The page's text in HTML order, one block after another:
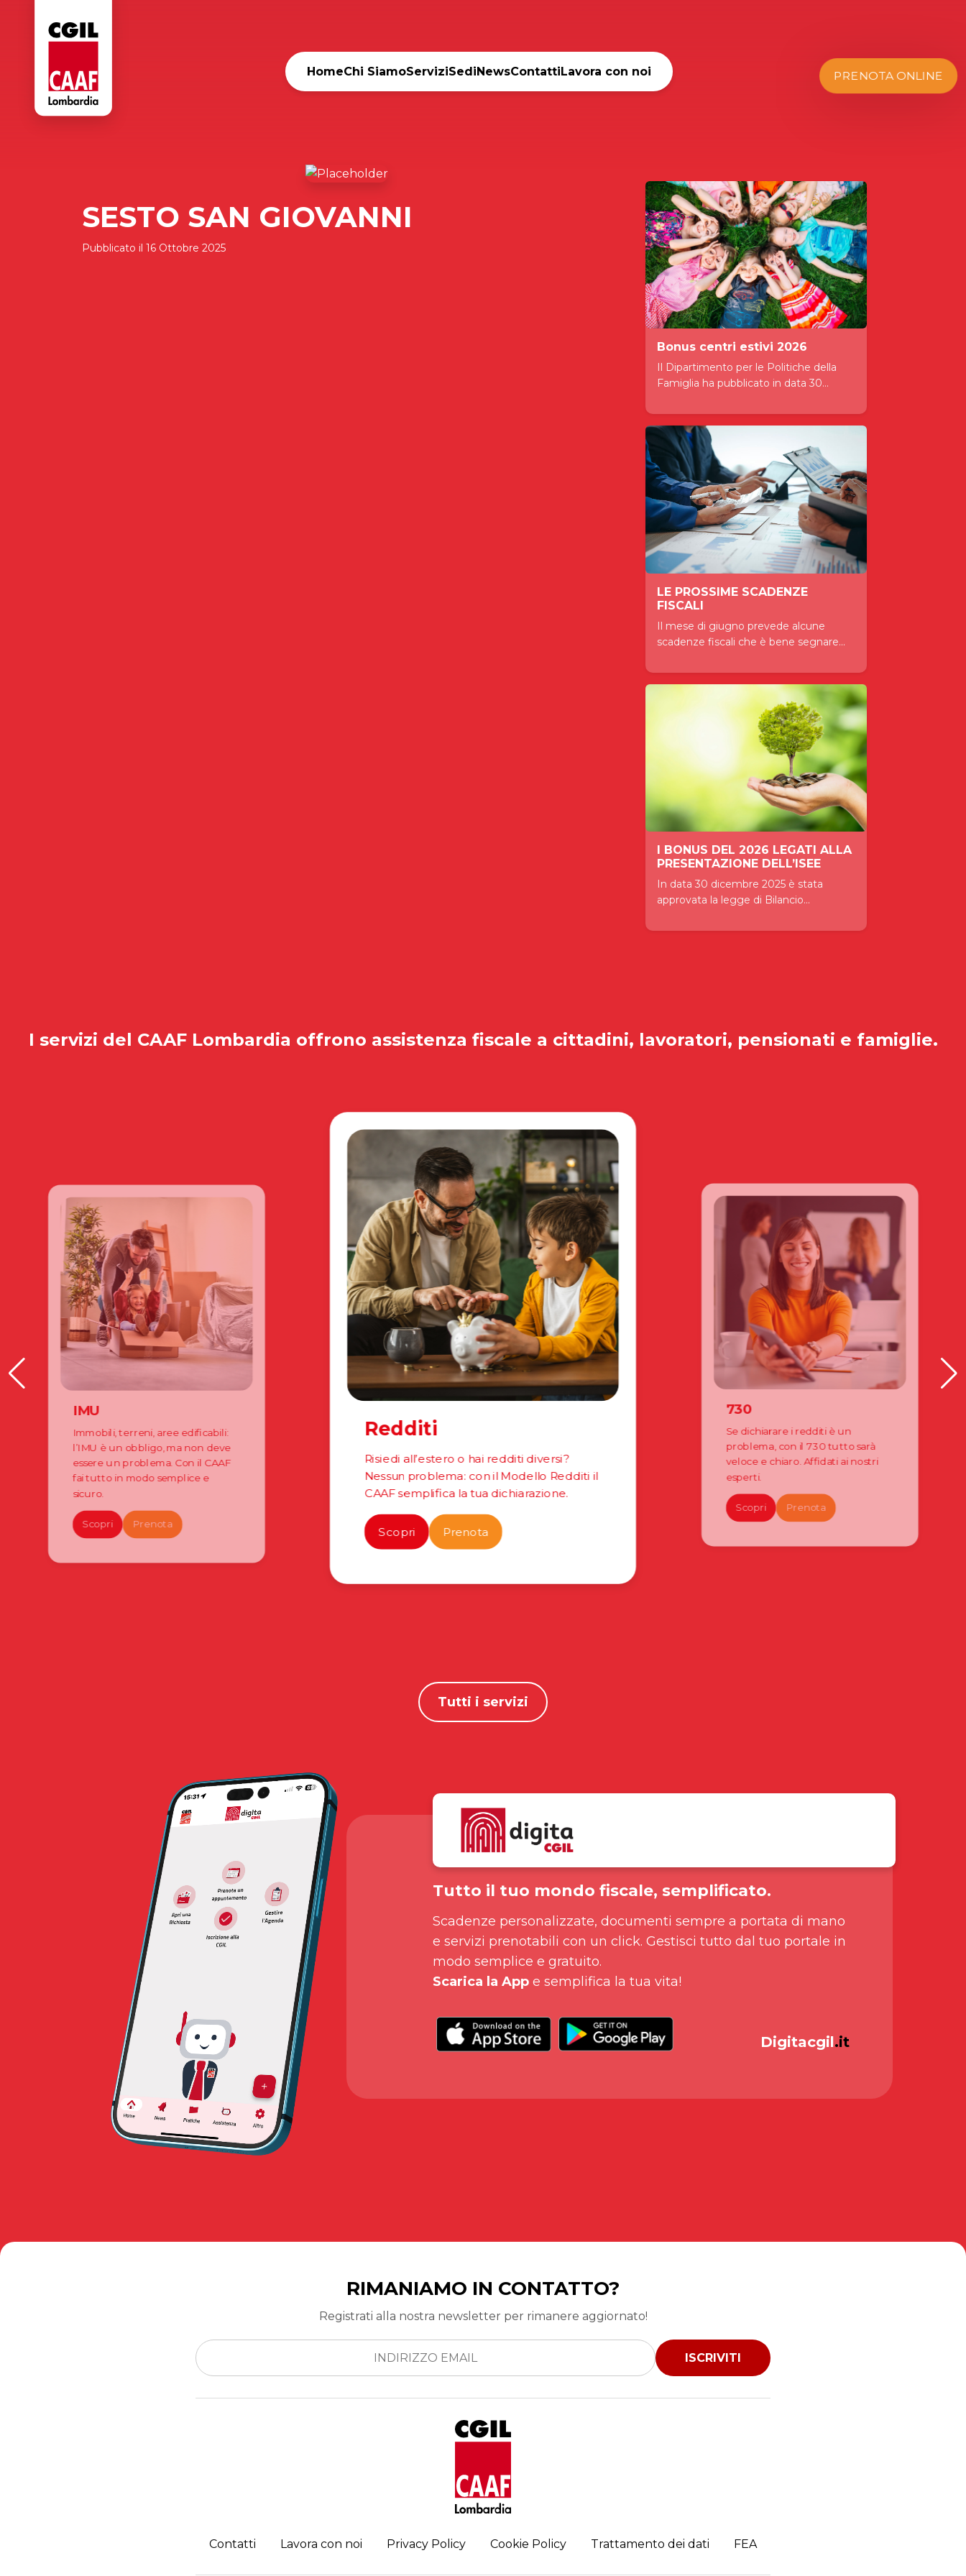
HomeChi SiamoServiziSedi NewsContatti Lavora con noi PRENOTA ONLINE
SESTO SAN GIOVANNI
Pubblicato il 16 Ottobre 2025
Bonus centri estivi 2026
Il Dipartimento per le Politiche della
Famiglia ha pubblicato in data 30...
LE PROSSIME SCADENZE
FISCALI
Il mese di giugno prevede alcune
scadenze fiscali che è bene segnare...
I BONUS DEL 2026 LEGATI ALLA
PRESENTAZIONE DELL’ISEE
In data 30 dicembre 2025 è stata
approvata la legge di Bilancio...
I servizi del CAAF Lombardia offrono assistenza fiscale a cittadini, lavoratori, pensionati e famiglie.
IMU
Immobili, terreni, aree edificabili:
l’IMU è un obbligo, ma non deve
essere un problema. Con il CAAF
fai tutto in modo semplice e
sicuro.
Scopri Prenota
Redditi
Risiedi all’estero o hai redditi diversi?
Nessun problema: con il Modello Redditi il
CAAF semplifica la tua dichiarazione.
Scopri Prenota
730
Se dichiarare i redditi è un
problema, con il 730 tutto sarà
veloce e chiaro. Affidati ai nostri
esperti.
Scopri Prenota
Tutti i servizi
Tutto il tuo mondo fiscale, semplificato.
Scadenze personalizzate, documenti sempre a portata di mano
e servizi prenotabili con un click. Gestisci tutto dal tuo portale in
modo semplice e gratuito.
Scarica la App e semplifica la tua vita!
Digitacgil.it
RIMANIAMO IN CONTATTO?
Registrati alla nostra newsletter per rimanere aggiornato!
ISCRIVITI
Contatti Lavora con noi Privacy Policy Cookie Policy Trattamento dei dati FEA